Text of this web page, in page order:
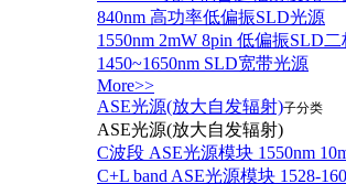
840nm 高功率低偏振SLD光源
1550nm 2mW 8pin 低偏振SLD二
1450~1650nm SLD宽带光源
More>>
ASE光源(放大自发辐射)子分类
ASE光源(放大自发辐射)
C波段 ASE光源模块 1550nm
C+L band ASE光源模块 1528-